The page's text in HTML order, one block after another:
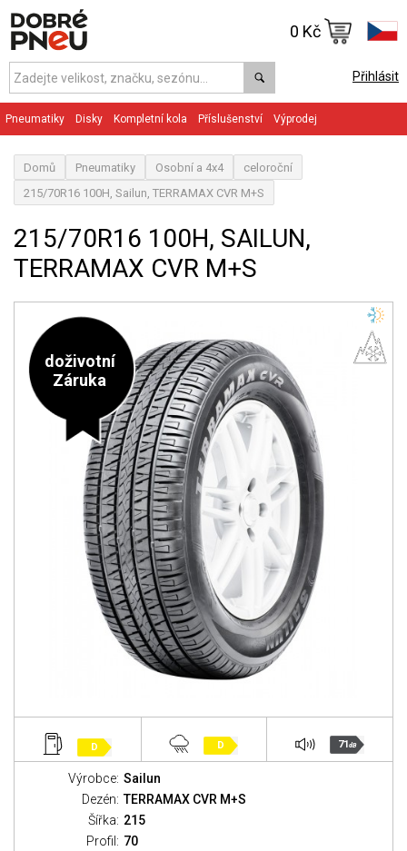
Přihlásit
0 Kč
Pneumatiky Disky Kompletní kola Příslušenství Výprodej
Domů Pneumatiky Osobní a 4x4
celoroční
215/70R16 100H, Sailun, TERRAMAX CVR M+S
215/70R16 100H, SAILUN,
TERRAMAX CVR M+S
doživotní
Záruka
D D 71dB
Výrobce: Sailun
Dezén: TERRAMAX CVR M+S
Šířka: 215
Profil: 70